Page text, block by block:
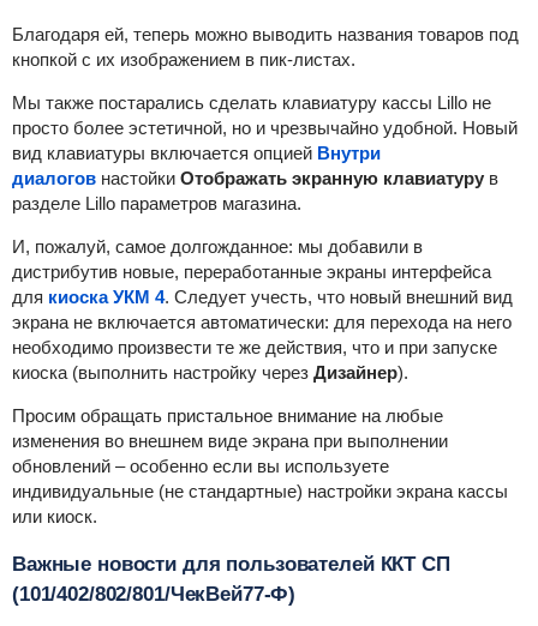
Благодаря ей, теперь можно выводить названия товаров под
кнопкой с их изображением в пик-листах.
Мы также постарались сделать клавиатуру кассы Lillo не
просто более эстетичной, но и чрезвычайно удобной. Новый
вид клавиатуры включается опцией Внутри
диалоговнастойки Отображать экранную клавиатуру в
разделе Lillo параметров магазина.
И, пожалуй, самое долгожданное: мы добавили в
дистрибутив новые, переработанные экраны интерфейса
для киоска УКМ 4. Следует учесть, что новый внешний вид
экрана не включается автоматически: для перехода на него
необходимо произвести те же действия, что и при запуске
киоска (выполнить настройку через Дизайнер).
Просим обращать пристальное внимание на любые
изменения во внешнем виде экрана при выполнении
обновлений – особенно если вы используете
индивидуальные (не стандартные) настройки экрана кассы
или киоск.
Важные новости для пользователей ККТ СП
(101/402/802/801/ЧекВей77-Ф)